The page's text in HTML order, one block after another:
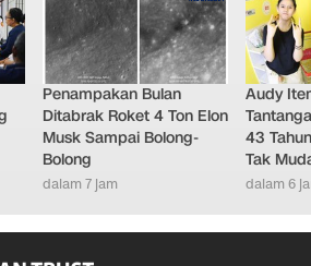
Penampakan Bulan
Ditabrak Roket 4 Ton Elon
Musk Sampai Bolong-
Bolong
dalam 7 jam
Audy
43
Tak
dalam 6